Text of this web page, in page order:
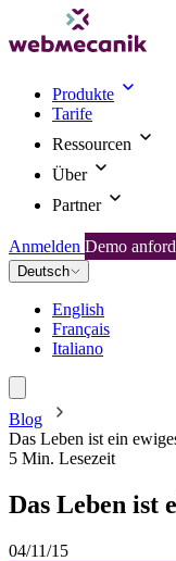
Produkte
Tarife
Ressourcen
Über
Partner
Anmelden Demo
Deutsch
English
Français
Italiano
Blog
Das Leben ist ein
5 Min. Lesezeit
Das Leben ist
04/11/15